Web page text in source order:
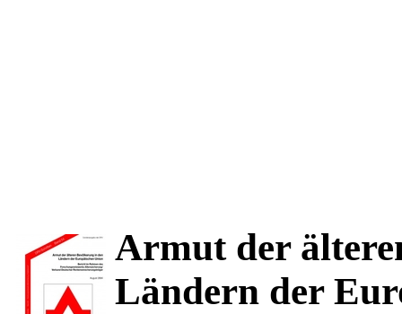
Armut der
Ländern der